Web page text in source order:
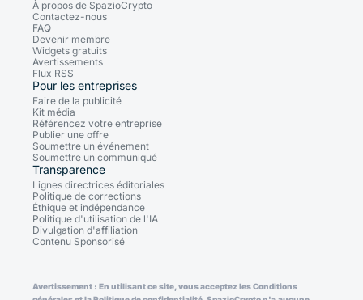
À propos de SpazioCrypto
Contactez-nous
FAQ
Devenir membre
Widgets gratuits
Avertissements
Flux RSS
Pour les entreprises
Faire de la publicité
Kit média
Référencez votre entreprise
Publier une offre
Soumettre un événement
Soumettre un communiqué
Transparence
Lignes directrices éditoriales
Politique de corrections
Éthique et indépendance
Politique d'utilisation de l'IA
Divulgation d'affiliation
Contenu Sponsorisé
Avertissement : En utilisant ce site, vous acceptez les Conditions